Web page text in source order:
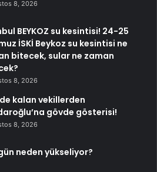
8, 2026
BEYKOZ su kesintisi! 24-25
İSKİ Beykoz su kesintisi ne
bitecek, sular ne zaman
8, 2026
kalan vekillerden
gövde gösterisi!
8, 2026
neden yükseliyor?